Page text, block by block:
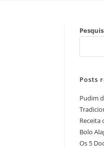
Posts
Pudim
Receita
Bolo
Os 5